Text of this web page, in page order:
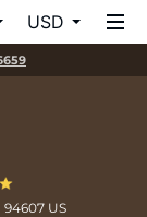
USD
94607 US